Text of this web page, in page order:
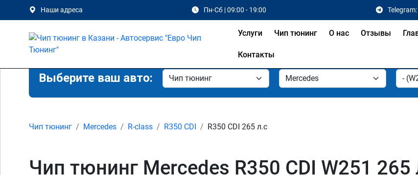
Наши адреса Пн-Сб | 09:00 - 19:00
Услуги Чип тюнинг О нас Отзывы
Контакты
Выберите ваш авто:
Чип тюнинг Mercedes R-class R350 CDI R350 CDI 265 л.с
Чип тюнинг Mercedes R350 CDI W251 265